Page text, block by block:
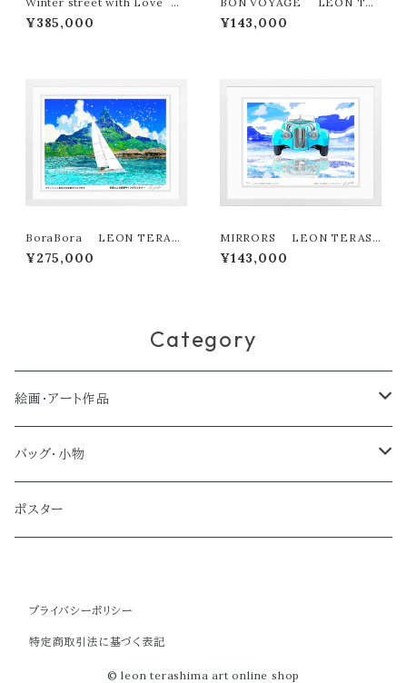
EON TERASHIMA版画作品7
7作限定（オンライン限定特典付
¥385,000
RASHIMA版画作品180作限定
¥143,000
BoraBora LEON TERAS
HIMA版画作品180作限定
¥275,000
MIRRORS LEON TERASH
IMA版画作品180作限定
¥143,000
Category
絵画・アート作品
大型作品
ノーマルサイズ（約Ａ２サイズ）
スモールサイズ
バッグ・小物
トートバッグ
ショルダーバッグ
ポスター
プライバシーポリシー
特定商取引法に基づく表記
© leon terashima art online shop